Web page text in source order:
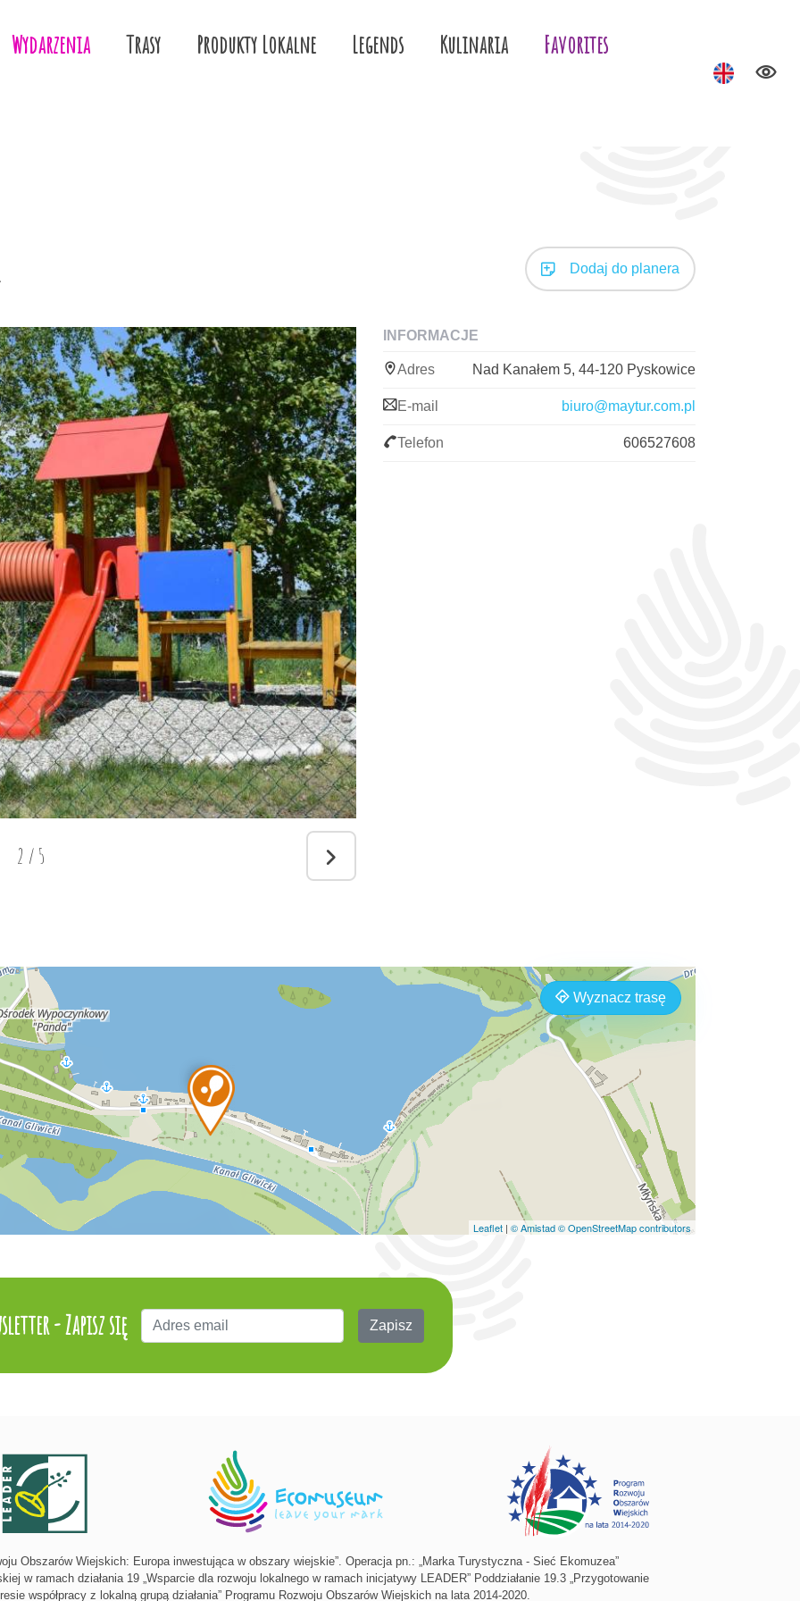
Wydarzenia Trasy Produkty Lokalne Legends Kulinaria Favorites
Dodaj do planera
2 / 5
INFORMACJE
Adres Nad Kanałem 5, 44-120 Pyskowice
E-mail biuro@maytur.com.pl
Telefon 606527608
Wyznacz trasę
Leaflet | © Amistad© OpenStreetMap contributors
- Zapisz się Zapisz
Obszarów Wiejskich: Europa inwestująca w obszary wiejskie”. Operacja pn.: „Marka Turystyczna - Sieć Ekomuzea”
w ramach działania 19 „Wsparcie dla rozwoju lokalnego w ramach inicjatywy LEADER” Poddziałanie 19.3 „Przygotowanie
współpracy z lokalną grupą działania” Programu Rozwoju Obszarów Wiejskich na lata 2014-2020.